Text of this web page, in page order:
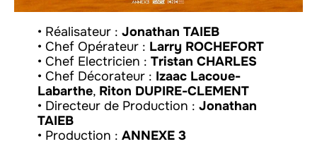
• Réalisateur : Jonathan TAIEB
• Chef Opérateur : Larry ROCHEFORT
• Chef Electricien : Tristan CHARLES
• Chef Décorateur : Izaac Lacoue-
Labarthe, Riton DUPIRE-CLEMENT
• Directeur de Production : Jonathan
TAIEB
• Production : ANNEXE 3